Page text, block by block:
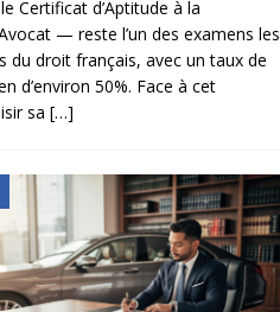
Certificat d’Aptitude à la
— reste l’un des examens les
du droit français, avec un taux de
d’environ 50%. Face à cet
sa […]